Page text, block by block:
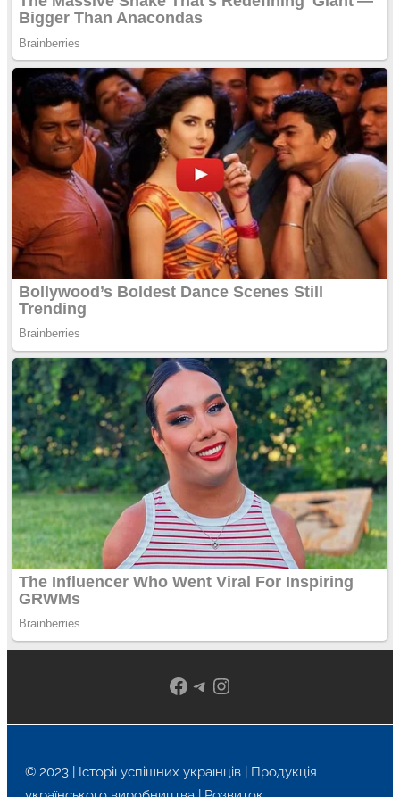
Facebook
Telegram
Instagram
© 2023 | Історії успішних українців | Продукція